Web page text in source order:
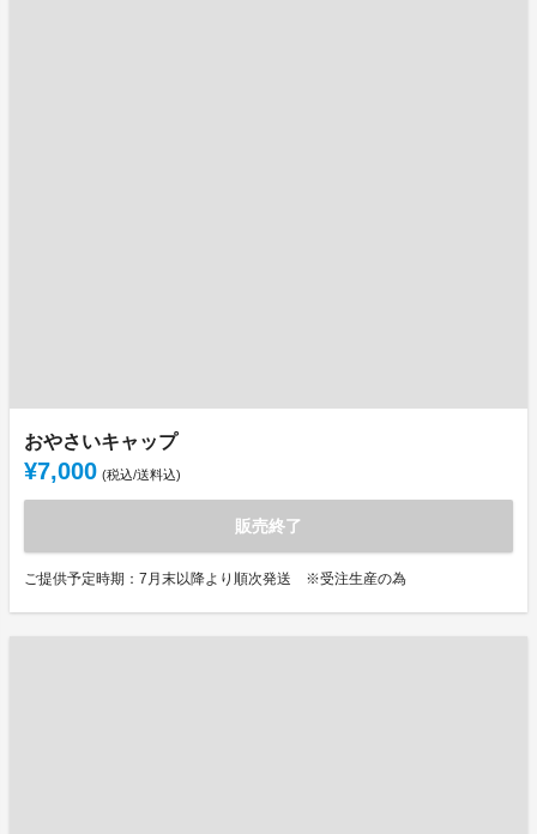
おやさいキャップ
¥7,000 (税込/送料込)
販売終了
ご提供予定時期：7月末以降より順次発送 ※受注生産の為